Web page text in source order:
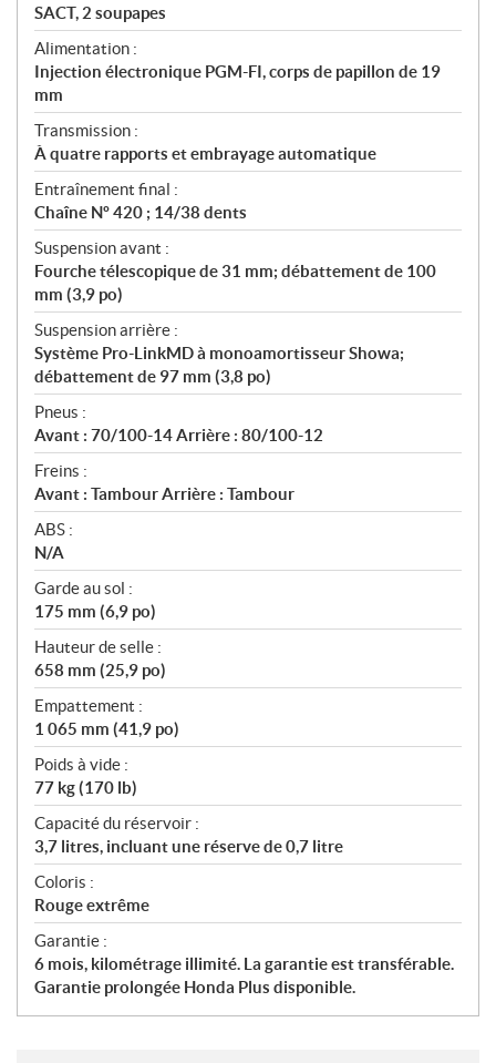
SACT, 2 soupapes
Alimentation :
Injection électronique PGM-FI, corps de papillon de 19
mm
Transmission :
À quatre rapports et embrayage automatique
Entraînement final :
Chaîne Nº 420 ; 14/38 dents
Suspension avant :
Fourche télescopique de 31 mm; débattement de 100
mm (3,9 po)
Suspension arrière :
Système Pro-LinkMD à monoamortisseur Showa;
débattement de 97 mm (3,8 po)
Pneus :
Avant : 70/100-14 Arrière : 80/100-12
Freins :
Avant : Tambour Arrière : Tambour
ABS :
N/A
Garde au sol :
175 mm (6,9 po)
Hauteur de selle :
658 mm (25,9 po)
Empattement :
1 065 mm (41,9 po)
Poids à vide :
77 kg (170 lb)
Capacité du réservoir :
3,7 litres, incluant une réserve de 0,7 litre
Coloris :
Rouge extrême
Garantie :
6 mois, kilométrage illimité. La garantie est transférable.
Garantie prolongée Honda Plus disponible.